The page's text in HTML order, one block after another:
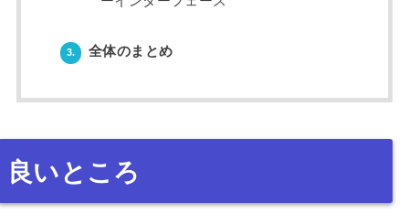
3. 全体のまとめ
良いところ